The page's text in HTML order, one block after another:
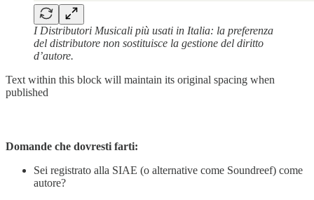
I Distributori Musicali più usati in Italia: la preferenza
del distributore non sostituisce la gestione del diritto
d’autore.
Text within this block will maintain its original spacing when
published
Domande che dovresti farti:
Sei registrato alla SIAE (o alternative come Soundreef) come
autore?